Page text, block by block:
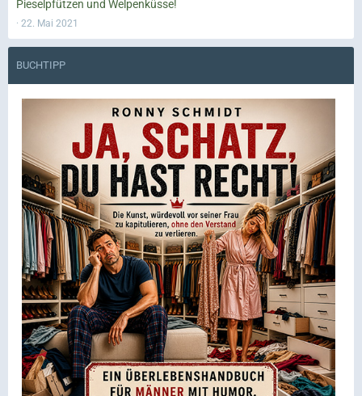
Pieselpfützen und Welpenküsse!
22. Mai 2021
BUCHTIPP